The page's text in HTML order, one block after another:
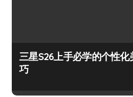
三星S26上手必学的个性化
巧